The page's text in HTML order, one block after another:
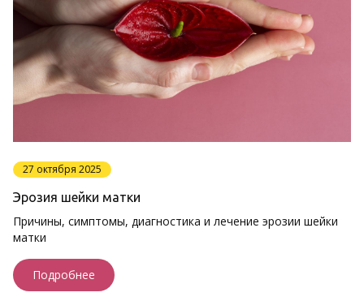
27 октября 2025
Эрозия шейки матки
Причины, симптомы, диагностика и лечение эрозии шейки
матки
Подробнее